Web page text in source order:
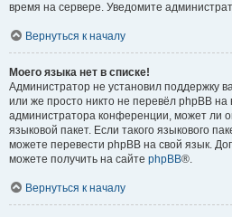
время на сервере. Уведомите
Вернуться к началу
Моего языка нет в списке!
Администратор не установил поддержку
или же просто никто не перевёл phpBB
администратора конференции, может ли
языковой пакет. Если такого языкового
можете перевести phpBB на свой язык.
можете получить на сайте phpBB®.
Вернуться к началу